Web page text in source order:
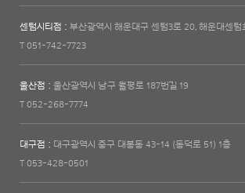
센텀시티점 : 부산광역시 해운대구 센텀3로 20, 해운대센텀
T 051-742-7723
울산점 : 울산광역시 남구 월평로 187번길 19
T 052-268-7774
대구점 : 대구광역시 중구 대봉동 43-14 (동덕로 51) 1층
T 053-428-0501